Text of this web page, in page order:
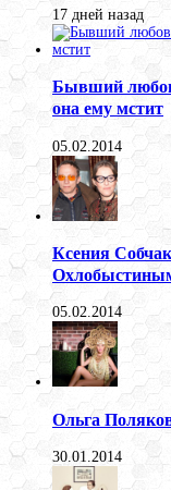
17 дней назад
Бывший
она ему мстит
05.02.2014
Ксения
05.02.2014
Ольга
30.01.2014